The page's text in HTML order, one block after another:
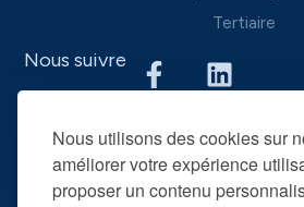
Nous utilisons des cookies sur
améliorer votre expérience
proposer un contenu
Tertiaire
Nous suivre
accompagnons une équipe
des outils performants, afin de